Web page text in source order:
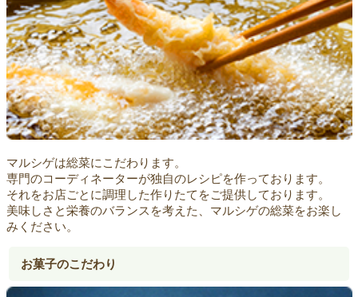
マルシゲは総菜にこだわります。
専門のコーディネーターが独自のレシピを作っております。
それをお店ごとに調理した作りたてをご提供しております。
美味しさと栄養のバランスを考えた、マルシゲの総菜をお楽し
みください。
お菓子のこだわり